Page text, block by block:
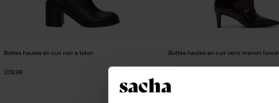
Bottes hautes en cuir noir à talon
209.99
Bottes hautes en cuir verni marron foncé